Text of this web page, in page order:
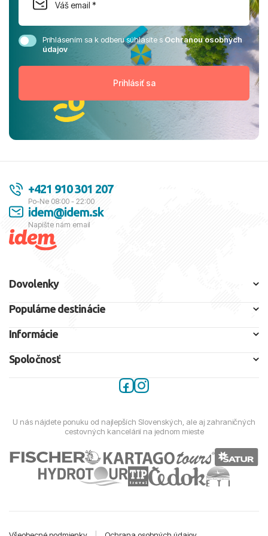
Prihlásením sa k odberu súhlasíte sOchranou osobných
údajov
+421 910 301 207
Po-Ne 08:00 - 22:00
idem@idem.sk
Napíšte nám email
Dovolenky
Populárne destinácie
Informácie
Spoločnosť
U nás nájdete ponuku od najlepších Slovenských, ale aj zahraničných
cestovných kancelárií na jednom mieste